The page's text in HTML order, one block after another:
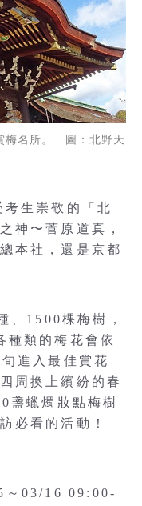
梅名所。 圖：北野天
考生崇敬的「北
神〜菅原道真，
本社，還是京都
、1500棵梅樹，
種類的梅花會依
進入最佳賞花
周換上繽紛的春
盞蠟燭妝點梅樹
必看的活動！
～03/16 09:00-